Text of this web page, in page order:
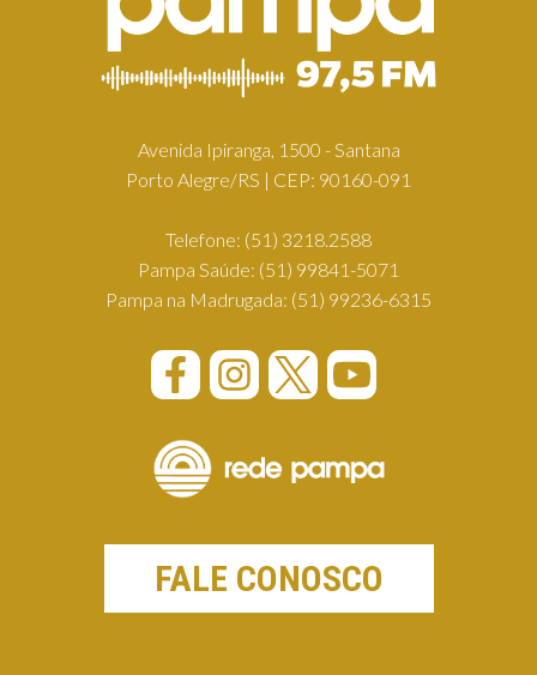
Avenida Ipiranga, 1500 - Santana
Porto Alegre/RS | CEP: 90160-091
Telefone: (51) 3218.2588
Pampa Saúde: (51) 99841-5071
Pampa na Madrugada: (51) 99236-6315
FALE CONOSCO